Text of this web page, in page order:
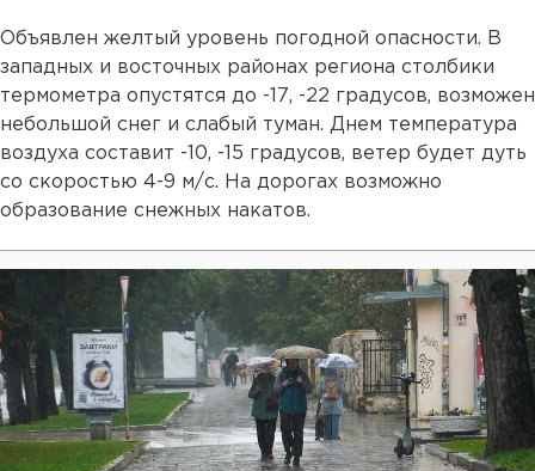
Объявлен желтый уровень погодной опасности. В
западных и восточных районах региона столбики
термометра опустятся до -17, -22 градусов, возможен
небольшой снег и слабый туман. Днем температура
воздуха составит -10, -15 градусов, ветер будет дуть
со скоростью 4-9 м/с. На дорогах возможно
образование снежных накатов.